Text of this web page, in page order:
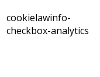
cookielawinfo-
checkbox-analytics